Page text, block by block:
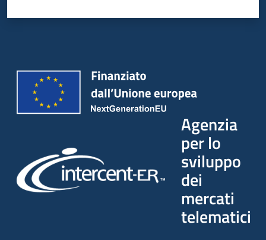
Agenzia
per lo
sviluppo
dei
mercati
telematici